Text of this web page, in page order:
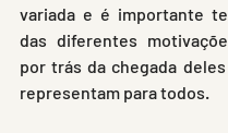
variada e é importante
das diferentes
por trás da chegada
representam para todos.